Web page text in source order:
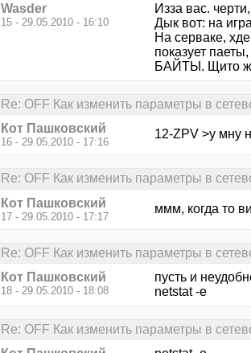
Wasder
15 - 29.05.2010 - 16:10
Изза вас.
Дык вот: на
На серваке,
показует
БАЙТЫ. Щито же
Re: OFF Как изменить параметры в
Кот Пашковский
16 - 29.05.2010 - 17:16
12-ZPV >у мну
Re: OFF Как изменить параметры в
Кот Пашковский
17 - 29.05.2010 - 17:17
ммм, когда то
Re: OFF Как изменить параметры в
Кот Пашковский
18 - 29.05.2010 - 18:08
пусть и
netstat -e
Re: OFF Как изменить параметры в